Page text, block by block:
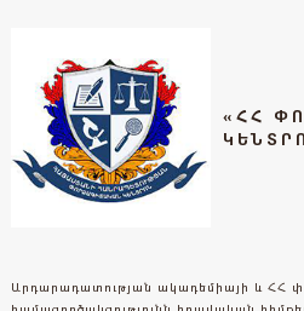
«ՀՀ
Արդարադատության ակադեմիայի և ՀՀ